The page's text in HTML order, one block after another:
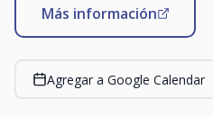
Más información
Agregar a Google Calendar